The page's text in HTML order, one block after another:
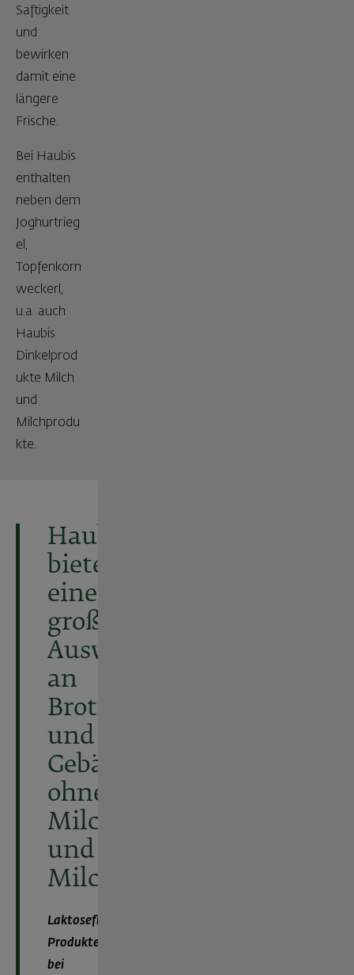
Saftigkeit
und
bewirken
damit eine
längere
Frische.
Bei Haubis
enthalten
neben dem
Joghurtrieg
el,
Topfenkorn
weckerl,
u.a. auch
Haubis
Dinkelprod
ukte Milch
und
Milchprodu
kte.
Haubis
bietet
eine
große
Auswahl
an
Brot
und
Gebäck
ohne
Milch
und
Milchprodukte
Laktosefreie
Produkte
bei